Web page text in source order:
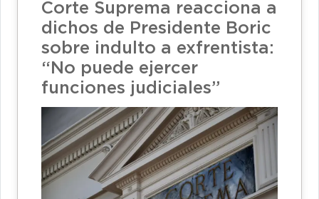
Corte Suprema reacciona a
dichos de Presidente Boric
sobre indulto a exfrentista:
“No puede ejercer
funciones judiciales”